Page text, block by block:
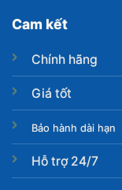
Cam kết
Chính hãng
Giá tốt
Bảo hành dài hạn
Hỗ trợ 24/7